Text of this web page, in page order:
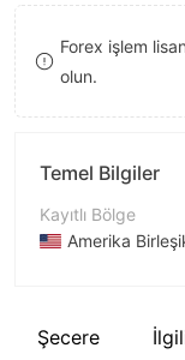
8
9
Forex işlem
olun.
Temel Bilgiler
Kayıtlı Bölge
Amerika
Şirket Adı
Şecere